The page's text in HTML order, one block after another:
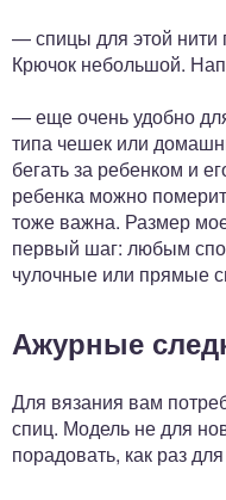
— спицы для этой нити
Крючок небольшой.
— еще очень удобно
типа чешек или
бегать за ребенком и
ребенка можно
тоже важна. Размер
первый шаг: любым
чулочные или прямые
Ажурные
Для вязания вам
спиц. Модель не для
порадовать, как раз